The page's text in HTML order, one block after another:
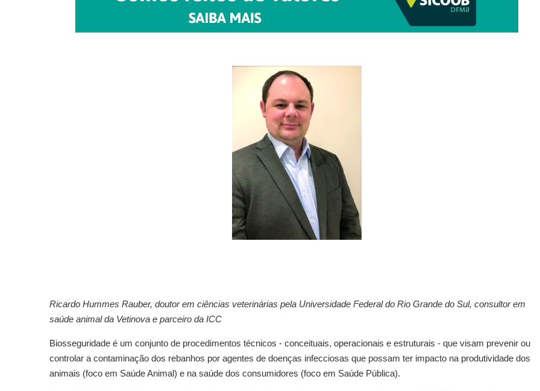
Ricardo Hummes Rauber, doutor em ciências veterinárias pela Universidade Federal do Rio Grande do Sul, consultor em
saúde animal da Vetinova e parceiro da ICC
Biosseguridade é um conjunto de procedimentos técnicos - conceituais, operacionais e estruturais - que visam prevenir ou
controlar a contaminação dos rebanhos por agentes de doenças infecciosas que possam ter impacto na produtividade dos
animais (foco em Saúde Animal) e na saúde dos consumidores (foco em Saúde Pública).